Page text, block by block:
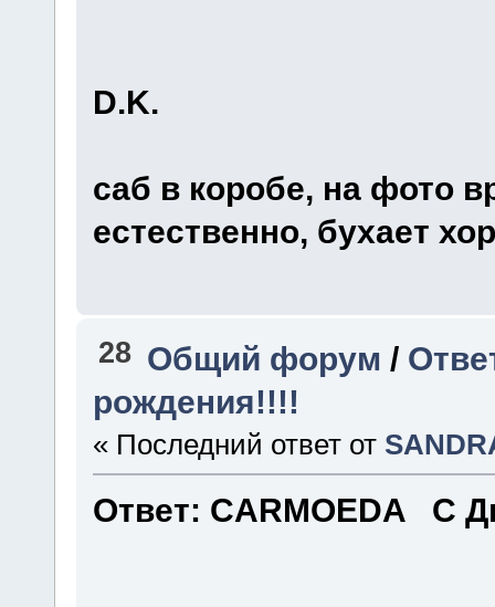
D.K.
саб в коробе, на фото
естественно, бухает
28 Общий форум /
рождения!!!!
« Последний ответ от
Ответ: CARMOEDA С